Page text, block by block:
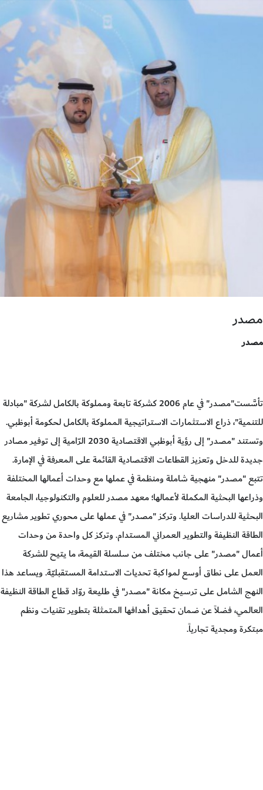
مصدر
مصدر
تأسَّست"مصدر" في عام 2006 كشركة تابعة ومملوكة بالكامل لشركة "مبادلة
للتنمية"، ذراع الاستثمارات الاستراتيجية المملوكة بالكامل لحكومة أبوظبي.
وتستند "مصدر" إلى رؤية أبوظبي الاقتصادية 2030 الرّامية إلى توفير مصادر
جديدة للدخل وتعزيز القطاعات الاقتصادية القائمة على المعرفة في الإمارة.
تتبع "مصدر" منهجية شاملة ومنظمة في عملها مع وحدات أعمالها المختلفة
وذراعها البحثية المكملة لأعمالها؛ معهد مصدر للعلوم والتكنولوجيا، الجامعة
البحثية للدراسات العليا. وتركز "مصدر" في عملها على محوري تطوير مشاريع
الطاقة النظيفة والتطوير العمراني المستدام. وتركز كل واحدة من وحدات
أعمال "مصدر" على جانب مختلف من سلسلة القيمة، ما يتيح للشركة
العمل على نطاق أوسع لمواكبة تحديات الاستدامة المستقبليّة. ويساعد هذا
النهج الشامل على ترسيخ مكانة "مصدر" في طليعة روّاد قطاع الطاقة النظيفة
العالمي، فضلاً عن ضمان تحقيق أهدافها المتمثلة بتطوير تقنيات ونظم
مبتكرة ومجدية تجارياً.